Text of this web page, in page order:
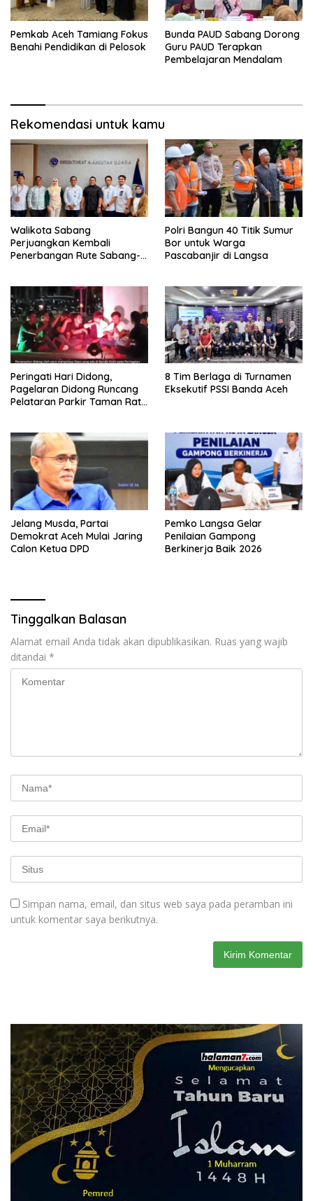
Pemkab Aceh Tamiang Fokus
Benahi Pendidikan di Pelosok
Bunda PAUD Sabang Dorong
Guru PAUD Terapkan
Pembelajaran Mendalam
Rekomendasi untuk kamu
Walikota Sabang
Perjuangkan Kembali
Penerbangan Rute Sabang-
Polri Bangun 40 Titik Sumur
Bor untuk Warga
Pascabanjir di Langsa
Peringati Hari Didong,
Pagelaran Didong Runcang
Pelataran Parkir Taman Ratu
8 Tim Berlaga di Turnamen
Eksekutif PSSI Banda Aceh
Jelang Musda, Partai
Demokrat Aceh Mulai Jaring
Calon Ketua DPD
Pemko Langsa Gelar
Penilaian Gampong
Berkinerja Baik 2026
Tinggalkan Balasan
Alamat email Anda tidak akan dipublikasikan. Ruas yang wajib
ditandai *
Simpan nama, email, dan situs web saya pada peramban ini
untuk komentar saya berikutnya.